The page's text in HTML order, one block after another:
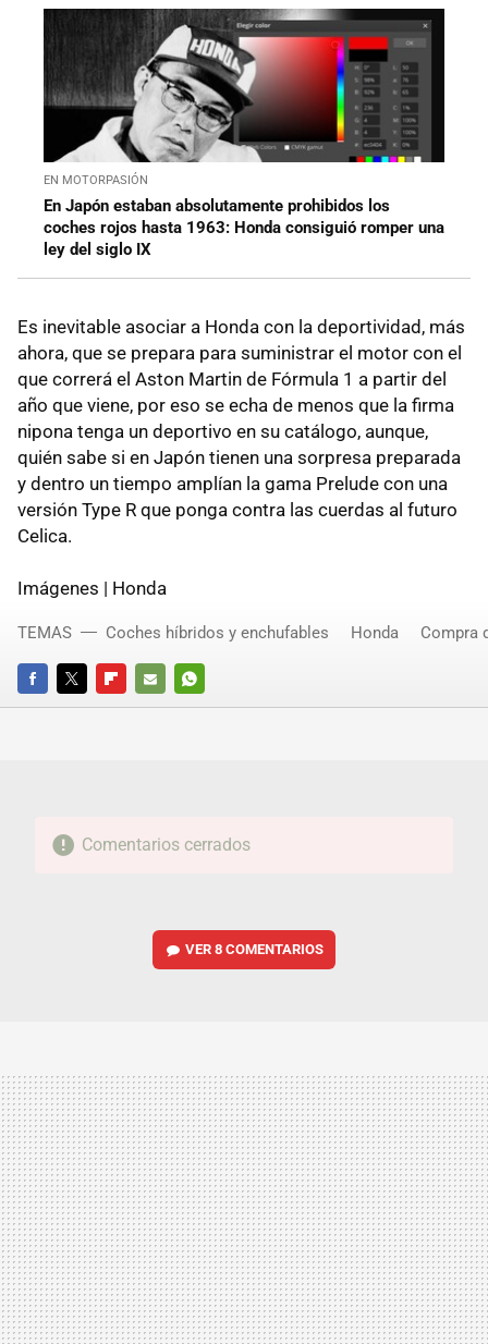
EN MOTORPASIÓN
En Japón estaban absolutamente prohibidos los
coches rojos hasta 1963: Honda consiguió romper una
ley del siglo IX
Es inevitable asociar a Honda con la deportividad, más
ahora, que se prepara para suministrar el motor con el
que correrá el Aston Martin de Fórmula 1 a partir del
año que viene, por eso se echa de menos que la firma
nipona tenga un deportivo en su catálogo, aunque,
quién sabe si en Japón tienen una sorpresa preparada
y dentro un tiempo amplían la gama Prelude con una
versión Type R que ponga contra las cuerdas al futuro
Celica.
Imágenes | Honda
FACEBOOKTWITTERFLIPBOARD
E-
WHATSAPP
TEMAS Coches híbridos y enchufables Honda Compra
Comentarios cerrados
VER8 COMENTARIOS